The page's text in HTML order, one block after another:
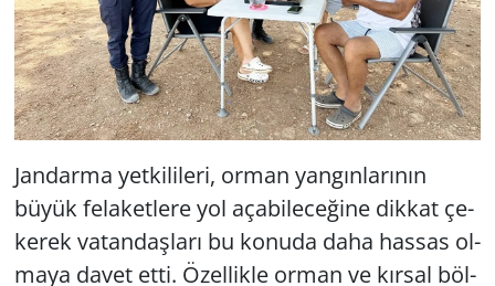
Jan­dar­ma yet­ki­li­le­ri, orman yan­gın­la­rı­nın
büyük fe­la­ket­le­re yol aça­bi­le­ce­ği­ne dik­kat çe­
ke­rek va­tan­daş­la­rı bu ko­nu­da daha has­sas ol­
ma­ya davet etti. Özel­lik­le orman ve kır­sal böl­